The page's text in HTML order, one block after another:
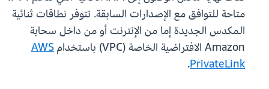
متاحة للتوافق مع الإصدارات السابقة. تتوفر نطاقات ثنائية
المكدس الجديدة إما من الإنترنت أو من داخل سحابة
Amazon الافتراضية الخاصة (VPC) باستخدام
AWS
PrivateLink
.